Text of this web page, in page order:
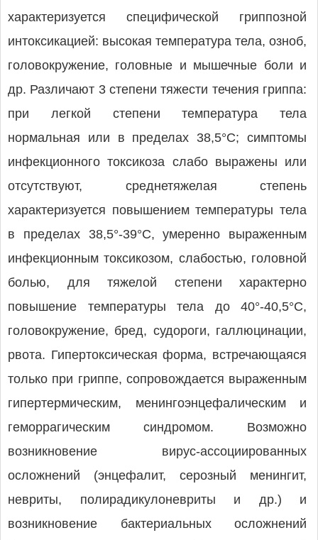
характеризуется специфической гриппозной
интоксикацией: высокая температура тела, озноб,
головокружение, головные и мышечные боли и
др. Различают 3 степени тяжести течения гриппа:
при легкой степени температура тела
нормальная или в пределах 38,5°С; симптомы
инфекционного токсикоза слабо выражены или
отсутствуют, среднетяжелая степень
характеризуется повышением температуры тела
в пределах 38,5°-39°С, умеренно выраженным
инфекционным токсикозом, слабостью, головной
болью, для тяжелой степени характерно
повышение температуры тела до 40°-40,5°С,
головокружение, бред, судороги, галлюцинации,
рвота. Гипертоксическая форма, встречающаяся
только при гриппе, сопровождается выраженным
гипертермическим, менингоэнцефалическим и
геморрагическим синдромом. Возможно
возникновение ви­рус-ассоциированных
осложнений (энцефалит, серозный менингит,
невриты, полирадикулоневриты и др.) и
возникновение бактериальных осложнений